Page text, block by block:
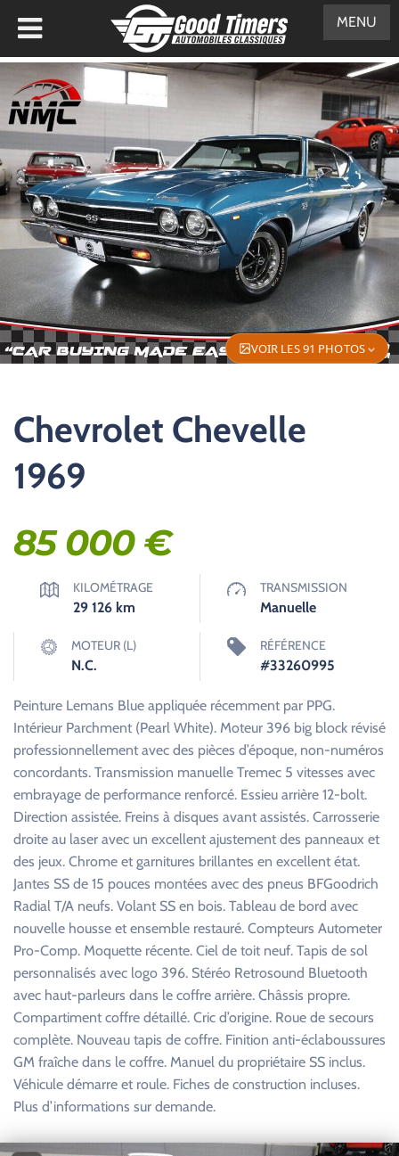
VOIR LES 91 PHOTOS
Chevrolet Chevelle
1969
85 000€
KILOMÉTRAGE
29 126 km
TRANSMISSION
Manuelle
MOTEUR (L)
N.C.
RÉFÉRENCE
#33260995
Peinture Lemans Blue appliquée récemment par PPG.
Intérieur Parchment (Pearl White). Moteur 396 big block révisé
professionnellement avec des pièces d’époque, non-numéros
concordants. Transmission manuelle Tremec 5 vitesses avec
embrayage de performance renforcé. Essieu arrière 12-bolt.
Direction assistée. Freins à disques avant assistés. Carrosserie
droite au laser avec un excellent ajustement des panneaux et
des jeux. Chrome et garnitures brillantes en excellent état.
Jantes SS de 15 pouces montées avec des pneus BFGoodrich
Radial T/A neufs. Volant SS en bois. Tableau de bord avec
nouvelle housse et ensemble restauré. Compteurs Autometer
Pro-Comp. Moquette récente. Ciel de toit neuf. Tapis de sol
personnalisés avec logo 396. Stéréo Retrosound Bluetooth
avec haut-parleurs dans le coffre arrière. Châssis propre.
Compartiment coffre détaillé. Cric d’origine. Roue de secours
complète. Nouveau tapis de coffre. Finition anti-éclaboussures
GM fraîche dans le coffre. Manuel du propriétaire SS inclus.
Véhicule démarre et roule. Fiches de construction incluses.
Plus d’informations sur demande.
MENU